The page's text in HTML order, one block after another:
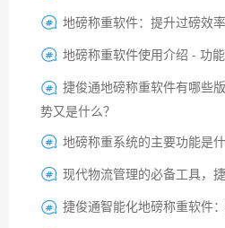
 地磅称重软件：提升过磅效
 地磅称重软件使用介绍 - 功
 捷俊通地磅称重软件有哪些
势又是什么？
 地磅称重系统的主要功能是什
 现代物流管理的必备工具，
 捷俊通智能化地磅称重软件